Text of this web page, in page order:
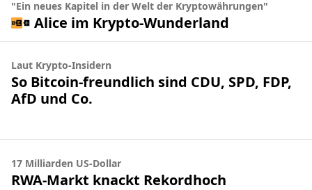
"Ein neues Kapitel in der Welt der Kryptowährungen"
Alice im Krypto-Wunderland
Laut Krypto-Insidern
So Bitcoin-freundlich sind CDU, SPD, FDP,
AfD und Co.
17 Milliarden US-Dollar
RWA-Markt knackt Rekordhoch